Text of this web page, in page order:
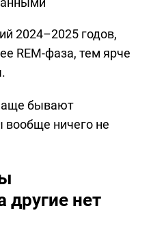
2024–2025 годов,
REM-фаза, тем ярче
бывают
ничего не
другие нет